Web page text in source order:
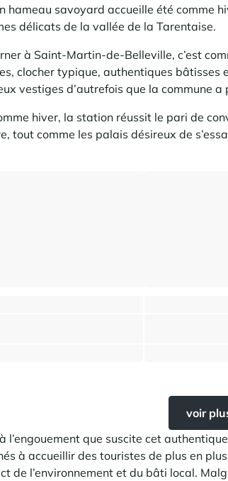
hameau savoyard accueille été comme
délicats de la vallée de la Tarentaise.
à Saint-Martin-de-Belleville, c’est
clocher typique, authentiques bâtisses
vestiges d’autrefois que la commune a
hiver, la station réussit le pari de
tout comme les palais désireux de
voir
l’engouement que suscite cet
à accueillir des touristes de plus en
de l’environnement et du bâti local.